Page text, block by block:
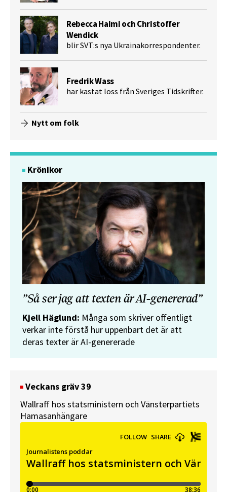
Rebecca Haimi och Christoffer
Wendick
blir SVT:s nya Ukrainakorrespondenter.
Fredrik Wass
har kastat loss från Sveriges Tidskrifter.
Nytt om folk
Krönikor
”Så ser jag att texten är AI-genererad”
Kjell Häglund: Många som skriver offentligt
verkar inte förstå hur uppenbart det är att
deras texter är AI-genererade
Veckans gräv 39
Wallraff hos statsministern och Vänsterpartiets
Hamasanhängare